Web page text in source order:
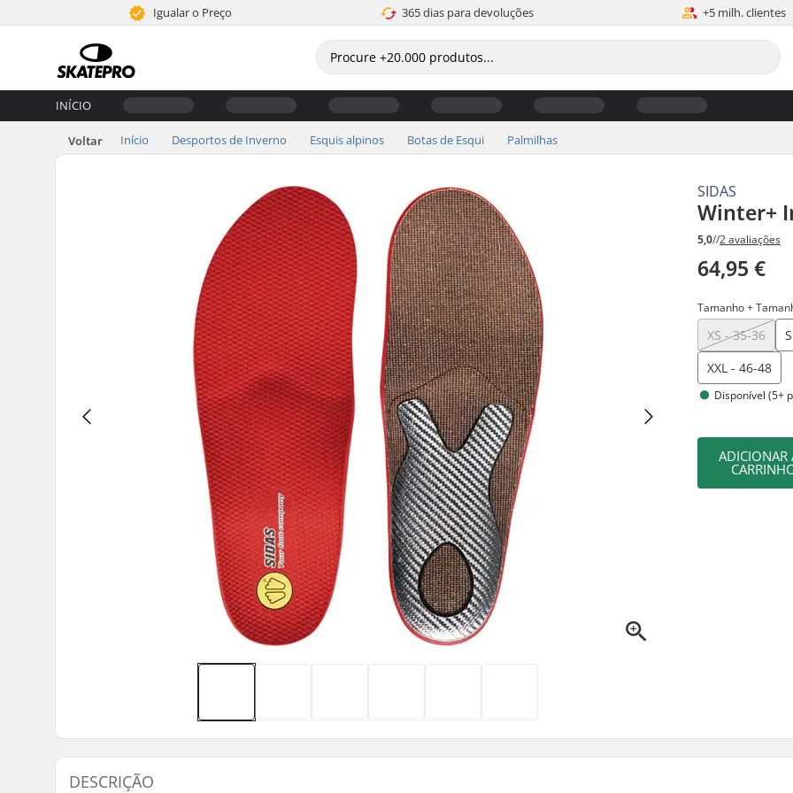
Igualar o Preço 365 dias para devoluções +5 milh. clientes
INÍCIO
Voltar Início Desportos de Inverno Esquis alpinos Botas de Esqui Palmilhas
SIDAS
Winter+
5,0//2 avaliações
64,95 €
Tamanho +
XS - 35-36
XXL - 46-48
Disponível (5+
ADICIONAR
DESCRIÇÃO